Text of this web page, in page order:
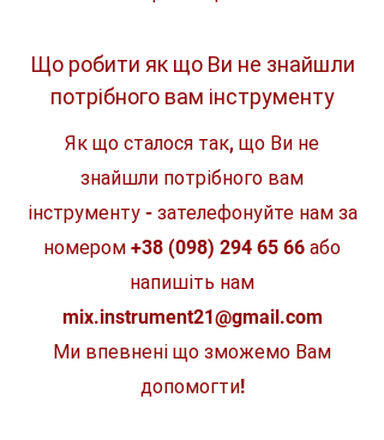
Комплект 1 шт.
Що робити як що Ви не знайшли
потрібного вам інструменту
Як що сталося так, що Ви не
знайшли потрібного вам
інструменту - зателефонуйте нам за
номером +38 (098) 294 65 66 або
напишіть нам
mix.instrument21@gmail.com
Ми впевнені що зможемо Вам
допомогти!